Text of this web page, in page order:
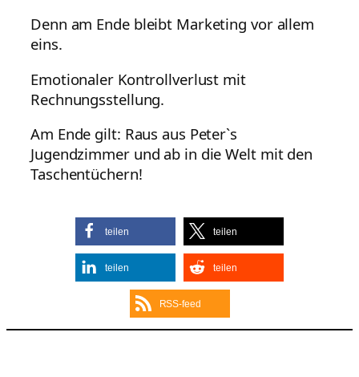
Denn am Ende bleibt Marketing vor allem
eins.
Emotionaler Kontrollverlust mit
Rechnungsstellung.
Am Ende gilt: Raus aus Peter`s
Jugendzimmer und ab in die Welt mit den
Taschentüchern!
teilen teilen
teilen teilen
RSS-feed